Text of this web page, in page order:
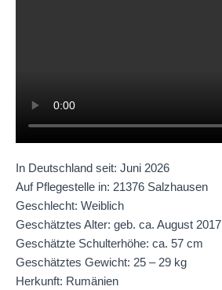
In Deutschland seit: Juni 2026
Auf Pflegestelle in: 21376 Salzhausen
Geschlecht: Weiblich
Geschätztes Alter: geb. ca. August 2017
Geschätzte Schulterhöhe: ca. 57 cm
Geschätztes Gewicht: 25 – 29 kg
Herkunft: Rumänien